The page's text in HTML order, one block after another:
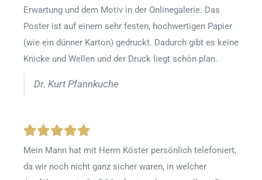
Erwartung und dem Motiv in der Onlinegalerie. Das
Poster ist auf einem sehr festen, hochwertigen Papier
(wie ein dünner Karton) gedruckt. Dadurch gibt es keine
Knicke und Wellen und der Druck liegt schön plan.
Dr. Kurt Pfannkuche
Mein Mann hat mit Herrn Köster persönlich telefoniert,
da wir noch nicht ganz sicher waren, in welcher